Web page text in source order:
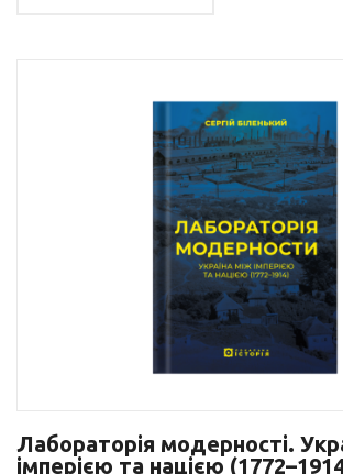
Лабораторія модерності.
імперією та нацією